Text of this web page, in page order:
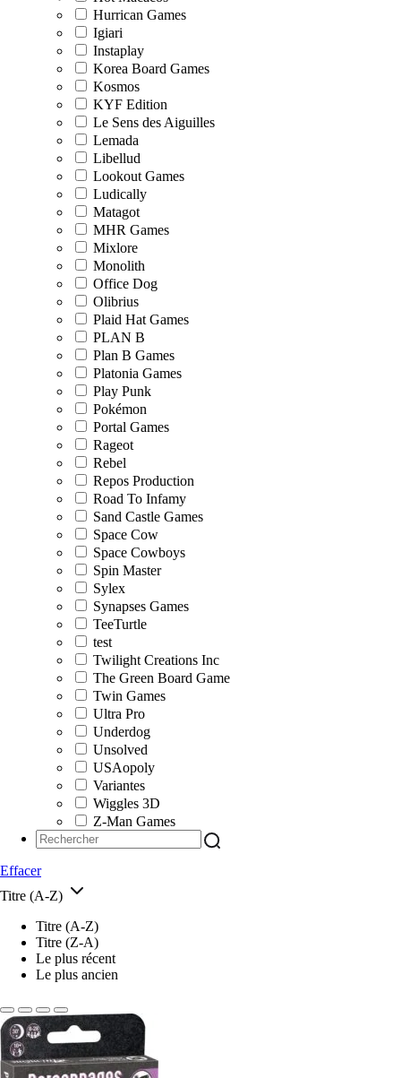
Hurrican Games
Igiari
Instaplay
Korea Board Games
Kosmos
KYF Edition
Le Sens des Aiguilles
Lemada
Libellud
Lookout Games
Ludically
Matagot
MHR Games
Mixlore
Monolith
Office Dog
Olibrius
Plaid Hat Games
PLAN B
Plan B Games
Platonia Games
Play Punk
Pokémon
Portal Games
Rageot
Rebel
Repos Production
Road To Infamy
Sand Castle Games
Space Cow
Space Cowboys
Spin Master
Sylex
Synapses Games
TeeTurtle
test
Twilight Creations Inc
The Green Board Game
Twin Games
Ultra Pro
Underdog
Unsolved
USAopoly
Variantes
Wiggles 3D
Z-Man Games
Effacer
Titre (A-Z)
Titre (A-Z)
Titre (Z-A)
Le plus récent
Le plus ancien